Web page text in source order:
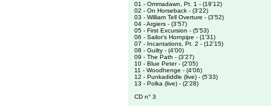
01 - Ommadawn, Pt. 1 - (19'12)
02 - On Horseback - (3'22)
03 - William Tell Overture - (3'52)
04 - Argiers - (3'57)
05 - First Excursion - (5'53)
06 - Sailor's Hornpipe - (1'31)
07 - Incantations, Pt. 2 - (12'15)
08 - Guilty - (4'00)
09 - The Path - (3'27)
10 - Blue Peter - (2'05)
11 - Woodhenge - (4'06)
12 - Punkadiddle (live) - (5'33)
13 - Polka (live) - (2'28)
CD n° 3